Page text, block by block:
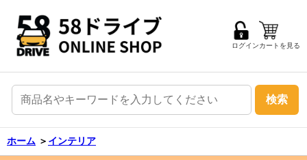
ログインカートを見る
検索
ホーム ＞ インテリア